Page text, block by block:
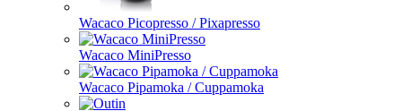
Wacaco Picopresso / Pixapresso
Wacaco MiniPresso
Wacaco Pipamoka / Cuppamoka